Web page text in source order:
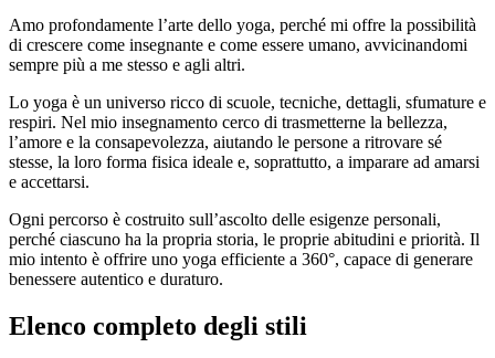
Amo profondamente l’arte dello yoga, perché mi offre la possibilità
di crescere come insegnante e come essere umano, avvicinandomi
sempre più a me stesso e agli altri.
Lo yoga è un universo ricco di scuole, tecniche, dettagli, sfumature e
respiri. Nel mio insegnamento cerco di trasmetterne la bellezza,
l’amore e la consapevolezza, aiutando le persone a ritrovare sé
stesse, la loro forma fisica ideale e, soprattutto, a imparare ad amarsi
e accettarsi.
Ogni percorso è costruito sull’ascolto delle esigenze personali,
perché ciascuno ha la propria storia, le proprie abitudini e priorità. Il
mio intento è offrire uno yoga efficiente a 360°, capace di generare
benessere autentico e duraturo.
Elenco completo degli stili